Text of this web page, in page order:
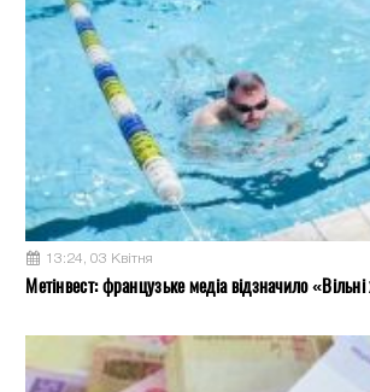
13:24, 03 Квітня
Метінвест: французьке медіа відзначило